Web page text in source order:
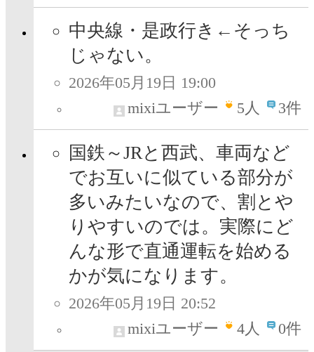
中央線・是政行き←そっち
じゃない。
2026年05月19日 19:00
mixiユーザー
5人 3件
国鉄～JRと西武、車両など
でお互いに似ている部分が
多いみたいなので、割とや
りやすいのでは。実際にど
んな形で直通運転を始める
かが気になります。
2026年05月19日 20:52
mixiユーザー
4人 0件